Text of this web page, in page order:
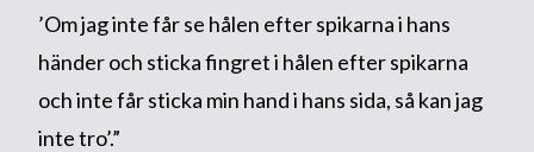
’Om jag inte får se hålen efter spikarna i hans
händer och sticka fingret i hålen efter spikarna
och inte får sticka min hand i hans sida, så kan jag
inte tro’.”